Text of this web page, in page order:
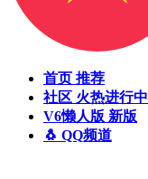
首页 推荐
社区 火热进行中
V6懒人版 新版
🐧 QQ频道